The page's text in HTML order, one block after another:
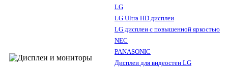
LG
LG Ultra HD дисплеи
LG дисплеи с повышенной яркостью
NEC
PANASONIC
Дисплеи для видеостен LG